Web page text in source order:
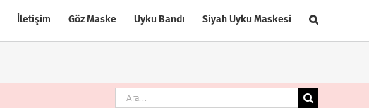
İletişim Göz Maske Uyku Bandı Siyah Uyku Maskesi
Ara: